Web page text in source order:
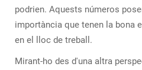
podrien. Aquests números
importància que tenen la bona
en el lloc de treball.
Mirant-ho des d'una altra